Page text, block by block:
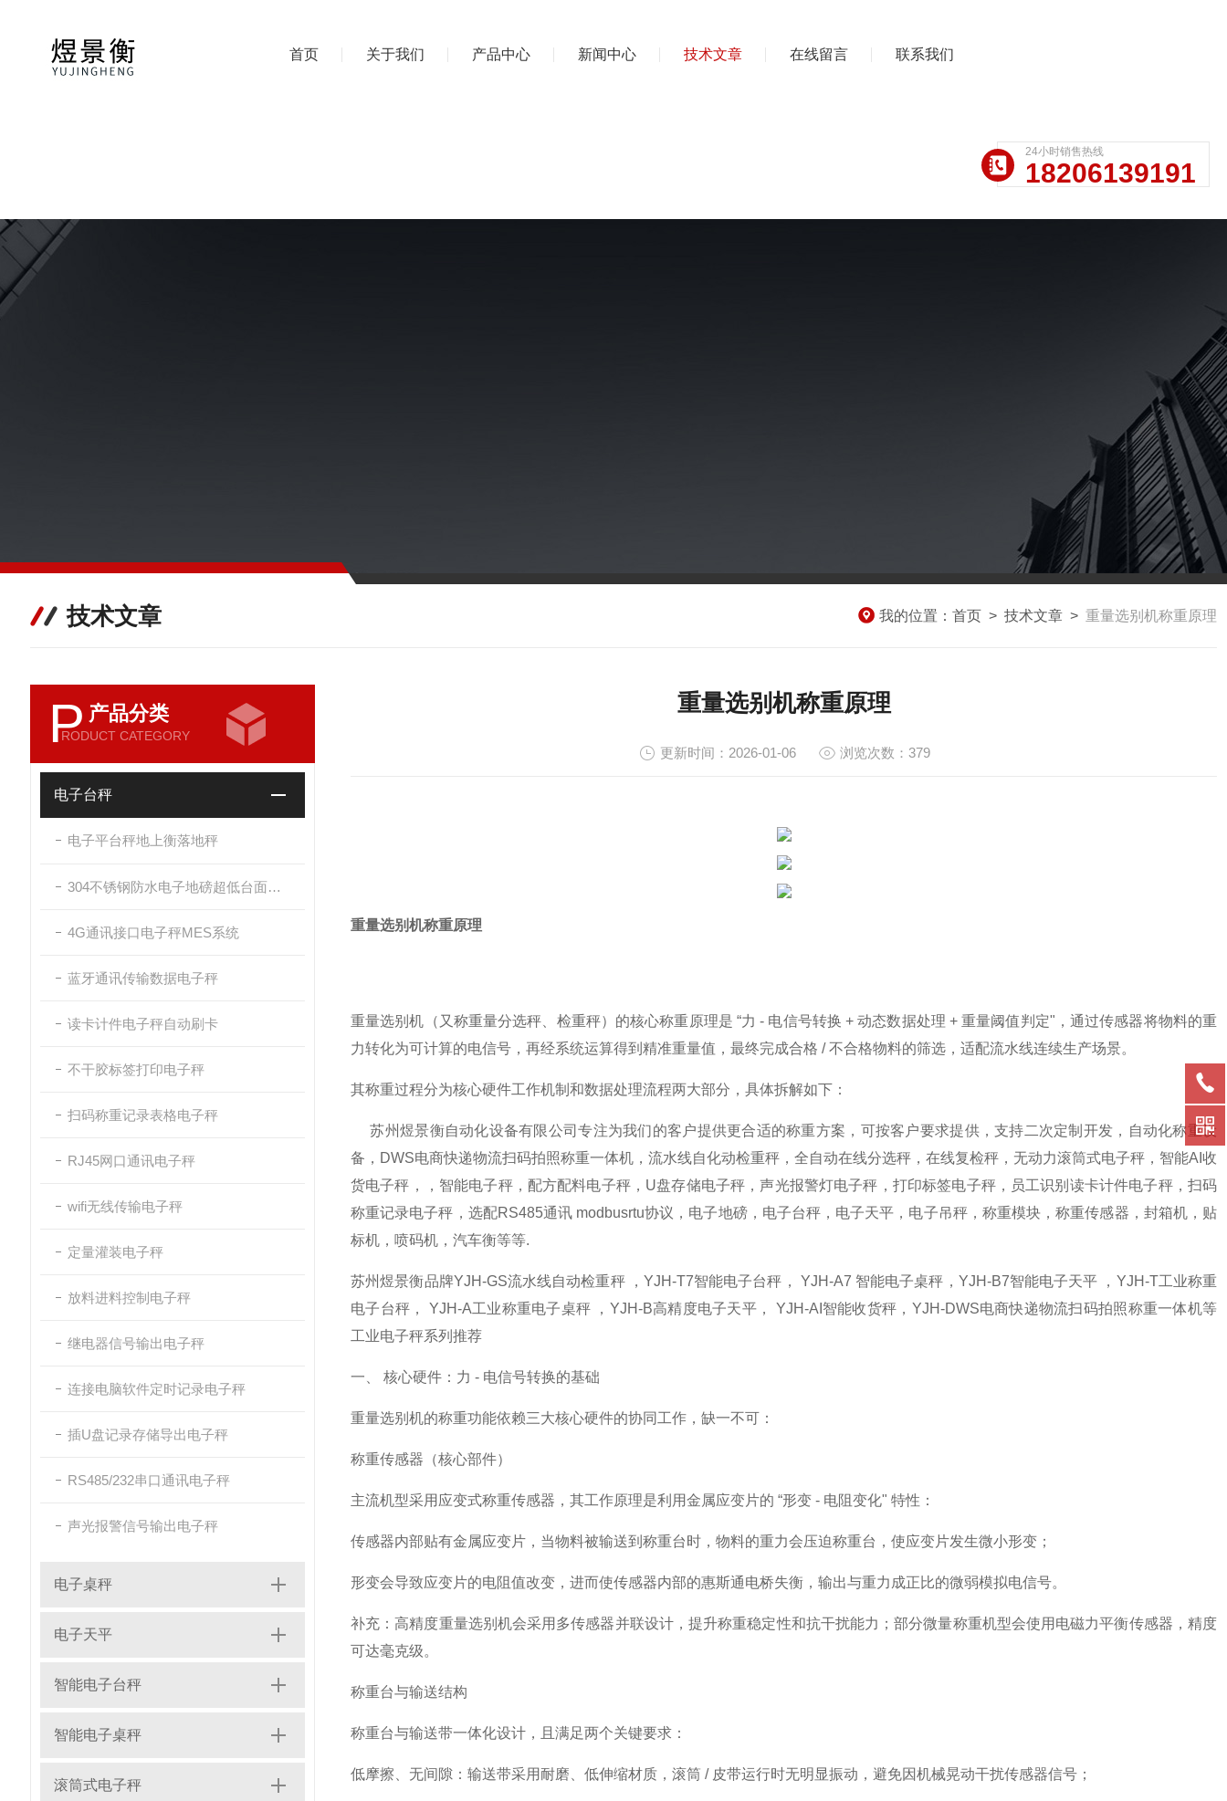
首页 关于我们 产品中心 新闻中心 技术文章 在线留言 联系我们
24小时销售热线
18206139191
技术文章 我的位置： 首页 > 技术文章 > 重量选别机称重原理
P 产品分类
RODUCT CATEGORY
电子台秤
电子平台秤地上衡落地秤
304不锈钢防水电子地磅超低台面带斜坡
4G通讯接口电子秤MES系统
蓝牙通讯传输数据电子秤
读卡计件电子秤自动刷卡
不干胶标签打印电子秤
扫码称重记录表格电子秤
RJ45网口通讯电子秤
wifi无线传输电子秤
定量灌装电子秤
放料进料控制电子秤
继电器信号输出电子秤
连接电脑软件定时记录电子秤
插U盘记录存储导出电子秤
RS485/232串口通讯电子秤
声光报警信号输出电子秤
电子桌秤
电子天平
智能电子台秤
智能电子桌秤
滚筒式电子秤
重量选别机称重原理
更新时间：2026-01-06 浏览次数：379
重量选别机称重原理
重量选别机（又称重量分选秤、检重秤）的核心称重原理是 “力 - 电信号转换 + 动态数据处理 + 重量阈值判定"，通过传感器将物料的重
力转化为可计算的电信号，再经系统运算得到精准重量值，最终完成合格 / 不合格物料的筛选，适配流水线连续生产场景。
其称重过程分为核心硬件工作机制和数据处理流程两大部分，具体拆解如下：
苏州煜景衡自动化设备有限公司专注为我们的客户提供更合适的称重方案，可按客户要求提供，支持二次定制开发，自动化称重设
备，DWS电商快递物流扫码拍照称重一体机，流水线自化动检重秤，全自动在线分选秤，在线复检秤，无动力滚筒式电子秤，智能AI收
货电子秤，，智能电子秤，配方配料电子秤，U盘存储电子秤，声光报警灯电子秤，打印标签电子秤，员工识别读卡计件电子秤，扫码
称重记录电子秤，选配RS485通讯 modbusrtu协议，电子地磅，电子台秤，电子天平，电子吊秤，称重模块，称重传感器，封箱机，贴
标机，喷码机，汽车衡等等.
苏州煜景衡品牌YJH-GS流水线自动检重秤 ，YJH-T7智能电子台秤， YJH-A7 智能电子桌秤，YJH-B7智能电子天平 ，YJH-T工业称重
电子台秤， YJH-A工业称重电子桌秤 ，YJH-B高精度电子天平， YJH-AI智能收货秤，YJH-DWS电商快递物流扫码拍照称重一体机等
工业电子秤系列推荐
一、 核心硬件：力 - 电信号转换的基础
重量选别机的称重功能依赖三大核心硬件的协同工作，缺一不可：
称重传感器（核心部件）
主流机型采用应变式称重传感器，其工作原理是利用金属应变片的 “形变 - 电阻变化" 特性：
传感器内部贴有金属应变片，当物料被输送到称重台时，物料的重力会压迫称重台，使应变片发生微小形变；
形变会导致应变片的电阻值改变，进而使传感器内部的惠斯通电桥失衡，输出与重力成正比的微弱模拟电信号。
补充：高精度重量选别机会采用多传感器并联设计，提升称重稳定性和抗干扰能力；部分微量称重机型会使用电磁力平衡传感器，精度
可达毫克级。
称重台与输送结构
称重台与输送带一体化设计，且满足两个关键要求：
低摩擦、无间隙：输送带采用耐磨、低伸缩材质，滚筒 / 皮带运行时无明显振动，避免因机械晃动干扰传感器信号；